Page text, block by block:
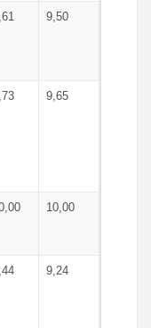
9,50
9,65
10,00
9,24